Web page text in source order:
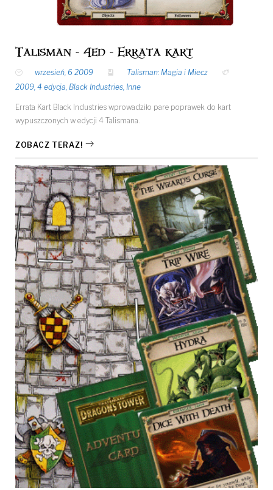
Talisman - 4ed - Errata kart
wrzesień, 6 2009
Talisman: Magia i Miecz
2009 4 edycja Black Industries Inne
Errata Kart Black Industries wprowadziło pare poprawek do kart
wypuszczonych w edycji 4 Talismana.
ZOBACZ TERAZ!